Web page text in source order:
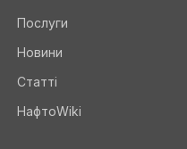
Послуги
Новини
Статті
НафтоWiki